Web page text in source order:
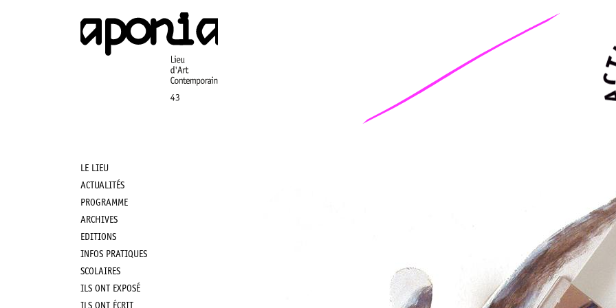
Main
navigation
LE LIEU
ACTUALITÉS
PROGRAMME
ARCHIVES
EDITIONS
INFOS PRATIQUES
SCOLAIRES
ILS ONT EXPOSÉ